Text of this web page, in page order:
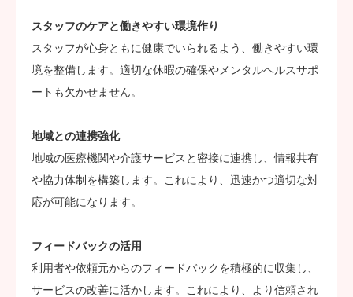
スタッフのケアと働きやすい環境作り
スタッフが心身ともに健康でいられるよう、働きやすい環
境を整備します。適切な休暇の確保やメンタルヘルスサポ
ートも欠かせません。
地域との連携強化
地域の医療機関や介護サービスと密接に連携し、情報共有
や協力体制を構築します。これにより、迅速かつ適切な対
応が可能になります。
フィードバックの活用
利用者や依頼元からのフィードバックを積極的に収集し、
サービスの改善に活かします。これにより、より信頼され